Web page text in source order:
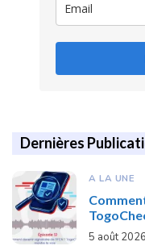
Dernières
A LA UNE
5 août 2026